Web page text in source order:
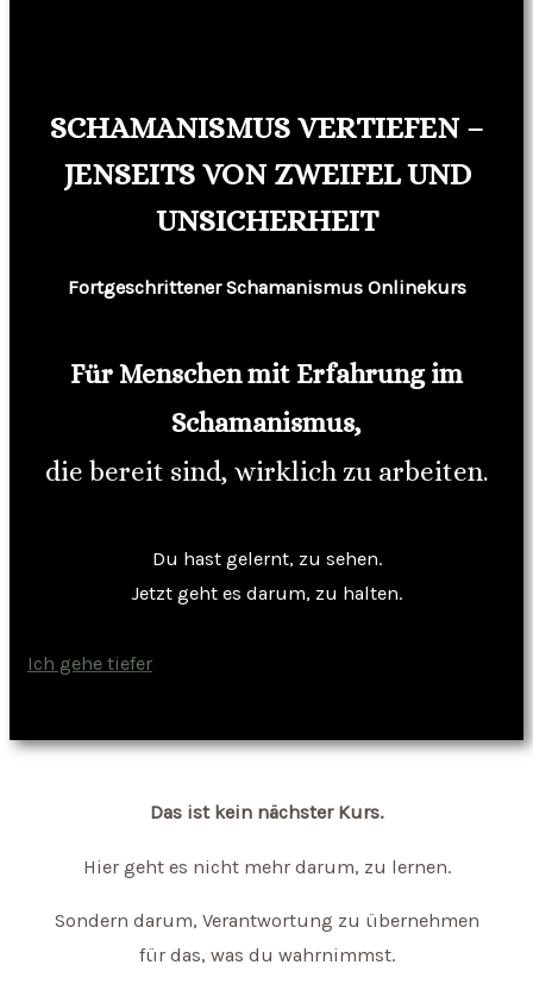
SCHAMANISMUS VERTIEFEN –
JENSEITS VON ZWEIFEL UND
UNSICHERHEIT
Fortgeschrittener Schamanismus Onlinekurs
Für Menschen mit Erfahrung im
Schamanismus,
die bereit sind, wirklich zu arbeiten.
Du hast gelernt, zu sehen.
Jetzt geht es darum, zu halten.
Ich gehe tiefer
Das ist kein nächster Kurs.
Hier geht es nicht mehr darum, zu lernen.
Sondern darum, Verantwortung zu übernehmen
für das, was du wahrnimmst.